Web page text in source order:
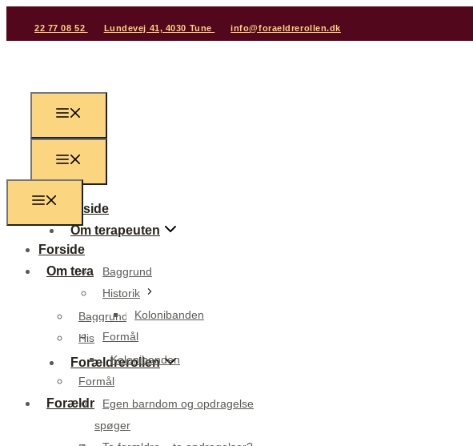
22 77 08 52 Lundevej 41, 4030 Tune info@foraeldrerollen.dk
Forside
Om terapeuten
Baggrund
Historik
Kolonibanden
Formål
Forældrerollen
Egen barndom og opdragelse
spøger
Forside
Om terapeuten
Baggrund
Historik
Kolonibanden
Formål
Forældrerollen